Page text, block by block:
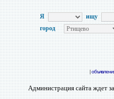
Я
ищу
город
|
Администрация сайта ждет